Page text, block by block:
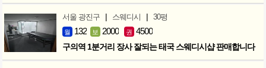
서울 광진구 | 스웨디시 | 30평
월 132 보 2000 권 4500
구의역 1분거리 장사 잘되는 태국 스웨디시샵 판매합니다